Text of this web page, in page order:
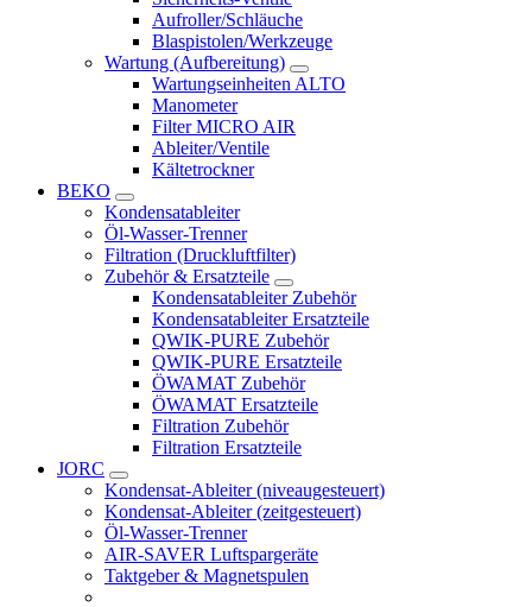
Aufroller/Schläuche
Blaspistolen/Werkzeuge
Wartung (Aufbereitung)
Wartungseinheiten ALTO
Manometer
Filter MICRO AIR
Ableiter/Ventile
Kältetrockner
BEKO
Kondensatableiter
Öl-Wasser-Trenner
Filtration (Druckluftfilter)
Zubehör & Ersatzteile
Kondensatableiter Zubehör
Kondensatableiter Ersatzteile
QWIK-PURE Zubehör
QWIK-PURE Ersatzteile
ÖWAMAT Zubehör
ÖWAMAT Ersatzteile
Filtration Zubehör
Filtration Ersatzteile
JORC
Kondensat-Ableiter (niveaugesteuert)
Kondensat-Ableiter (zeitgesteuert)
Öl-Wasser-Trenner
AIR-SAVER Luftspargeräte
Taktgeber & Magnetspulen